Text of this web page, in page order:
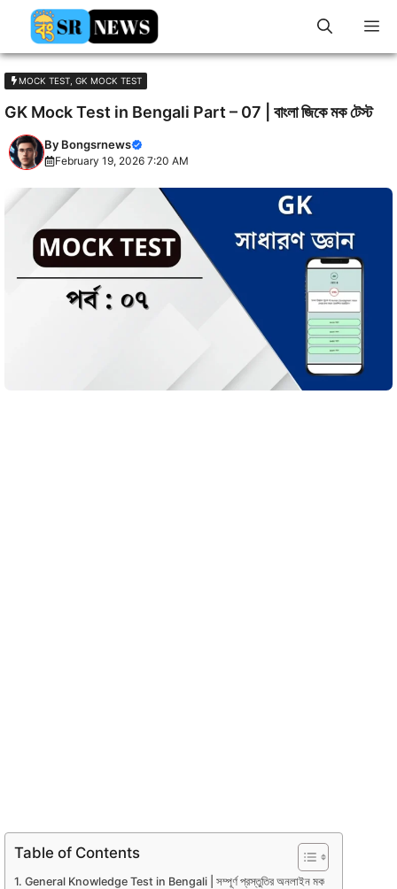
content
MOCK TEST GK MOCK TEST
GK Mock Test in Bengali Part – 07 | বাংলা জিকে মক টেস্ট
By Bongsrnews
February 19, 2026 7:20 AM
Table of Contents
General Knowledge Test in Bengali | সম্পূর্ণ প্রস্তুতির অনলাইন মক